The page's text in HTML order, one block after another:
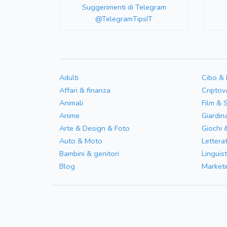
Suggerimenti di Telegram
@TelegramTipsIT
Adulti
Affari & finanza
Animali
Anime
Arte & Design & Foto
Auto & Moto
Bambini & genitori
Blog
Cibo &
Film &
Giochi